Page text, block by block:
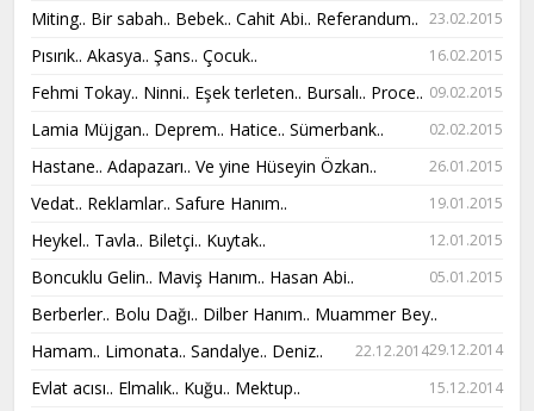
Miting.. Bir sabah.. Bebek.. Cahit Abi.. Referandum.. 23.02.2015
Pısırık.. Akasya.. Şans.. Çocuk.. 16.02.2015
Fehmi Tokay.. Ninni.. Eşek terleten.. Bursalı.. Proce.. 09.02.2015
Lamia Müjgan.. Deprem.. Hatice.. Sümerbank.. 02.02.2015
Hastane.. Adapazarı.. Ve yine Hüseyin Özkan.. 26.01.2015
Vedat.. Reklamlar.. Safure Hanım.. 19.01.2015
Heykel.. Tavla.. Biletçi.. Kuytak.. 12.01.2015
Boncuklu Gelin.. Maviş Hanım.. Hasan Abi.. 05.01.2015
Berberler.. Bolu Dağı.. Dilber Hanım.. Muammer Bey..
29.12.2014
Hamam.. Limonata.. Sandalye.. Deniz.. 22.12.2014
Evlat acısı.. Elmalık.. Kuğu.. Mektup.. 15.12.2014